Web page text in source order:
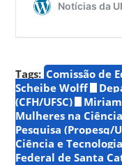
Tags: Comissão de
Scheibe Wolff
(CFH/UFSC)
Mulheres na
Pesquisa (Propesq/
Ciência e
Federal de Santa